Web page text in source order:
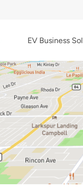
EV Business